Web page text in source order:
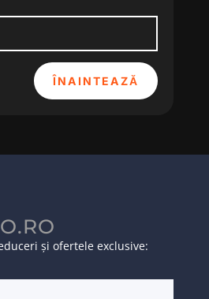
ÎNAINTEAZĂ
și ofertele exclusive: